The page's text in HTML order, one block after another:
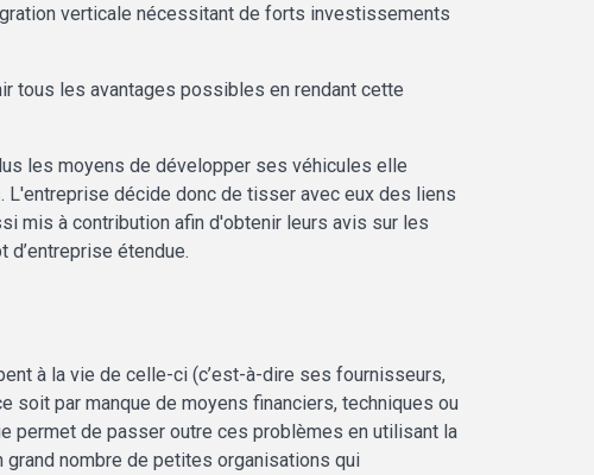
verticale nécessitant de forts investissements
tous les avantages possibles en rendant cette
les moyens de développer ses véhicules elle
L'entreprise décide donc de tisser avec eux des liens
mis à contribution afin d'obtenir leurs avis sur les
étendue.
à la vie de celle-ci (c’est-à-dire ses fournisseurs,
soit par manque de moyens financiers, techniques ou
permet de passer outre ces problèmes en utilisant la
nombre de petites organisations qui